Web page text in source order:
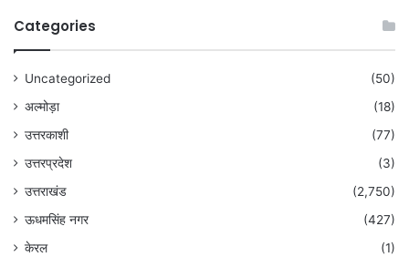
Categories
Uncategorized
(50)
अल्मोड़ा
(18)
उत्तरकाशी
(77)
उत्तरप्रदेश
(3)
उत्तराखंड
(2,750)
ऊधमसिंह नगर
(427)
केरल
(1)